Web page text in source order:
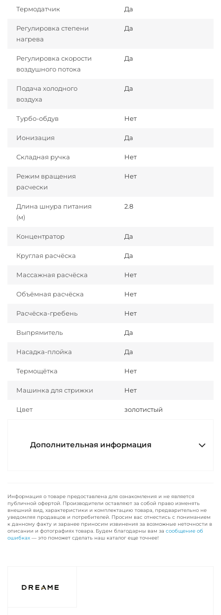
Термодатчик Да
Регулировка степени
нагрева
Да
Регулировка скорости
воздушного потока
Да
Подача холодного
воздуха
Да
Турбо-обдув Нет
Ионизация Да
Складная ручка Нет
Режим вращения
расчески
Нет
Длина шнура питания
(м)
2.8
Концентратор Да
Круглая расчёска Да
Массажная расчёска Нет
Объёмная расчёска Нет
Расчёска-гребень Нет
Выпрямитель Да
Насадка-плойка Да
Термощётка Нет
Машинка для стрижки Нет
Цвет золотистый
Дополнительная информация
Информация о товаре предоставлена для ознакомления и не является
публичной офертой. Производители оставляют за собой право изменять
внешний вид, характеристики и комплектацию товара, предварительно не
уведомляя продавцов и потребителей. Просим вас отнестись с пониманием
к данному факту и заранее приносим извинения за возможные неточности в
описании и фотографиях товара. Будем благодарны вам за сообщение об
ошибках — это поможет сделать наш каталог еще точнее!